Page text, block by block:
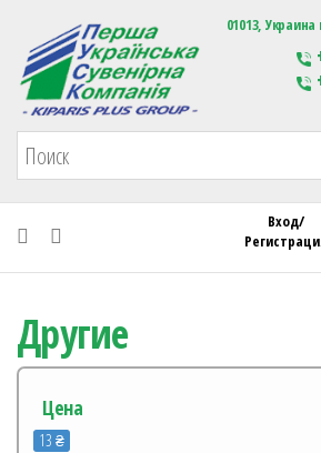
Первая Украинская Сувенирная
01013,
Вход/
Другие
Цена
13 ₴